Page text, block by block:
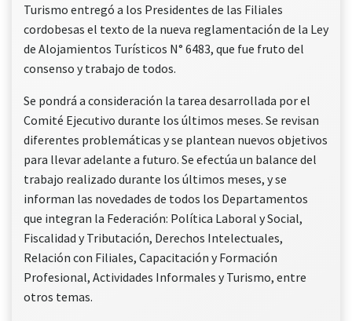
Turismo entregó a los Presidentes de las Filiales
cordobesas el texto de la nueva reglamentación de la Ley
de Alojamientos Turísticos N° 6483, que fue fruto del
consenso y trabajo de todos.
Se pondrá a consideración la tarea desarrollada por el
Comité Ejecutivo durante los últimos meses. Se revisan
diferentes problemáticas y se plantean nuevos objetivos
para llevar adelante a futuro. Se efectúa un balance del
trabajo realizado durante los últimos meses, y se
informan las novedades de todos los Departamentos
que integran la Federación: Política Laboral y Social,
Fiscalidad y Tributación, Derechos Intelectuales,
Relación con Filiales, Capacitación y Formación
Profesional, Actividades Informales y Turismo, entre
otros temas.